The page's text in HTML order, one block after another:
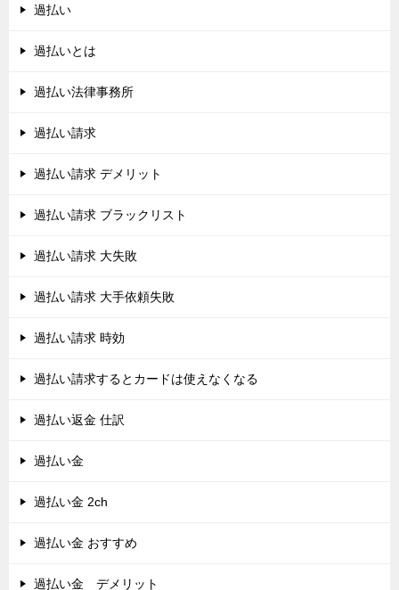
過払い
過払いとは
過払い法律事務所
過払い請求
過払い請求 デメリット
過払い請求 ブラックリスト
過払い請求 大失敗
過払い請求 大手依頼失敗
過払い請求 時効
過払い請求するとカードは使えなくなる
過払い返金 仕訳
過払い金
過払い金 2ch
過払い金 おすすめ
過払い金 デメリット